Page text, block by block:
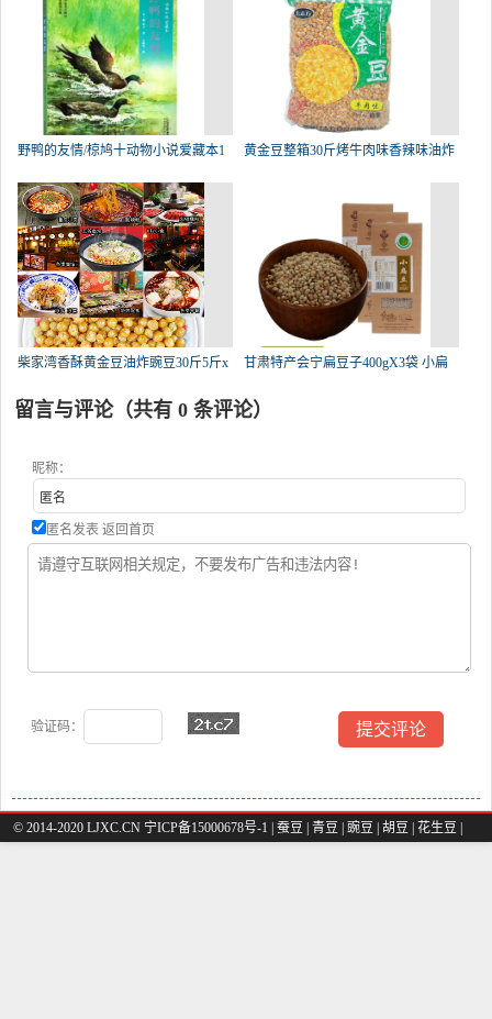
野鸭的友情/椋鸠十动物小说爱藏本1 黄金豆整箱30斤烤牛肉味香辣味油炸
柴家湾香酥黄金豆油炸豌豆30斤5斤x 甘肃特产会宁扁豆子400gX3袋 小扁
留言与评论（共有 0 条评论）
昵称：
匿名发表 返回首页
验证码：
© 2014-2020 LJXC.CN 宁ICP备15000678号-1 | 蚕豆 青豆 豌豆 胡豆 花生豆